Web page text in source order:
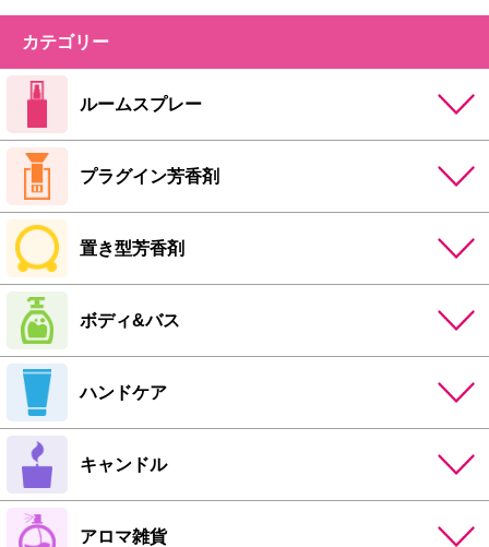
カテゴリー
ルームスプレー
プラグイン芳香剤
置き型芳香剤
ボディ&バス
ハンドケア
キャンドル
アロマ雑貨